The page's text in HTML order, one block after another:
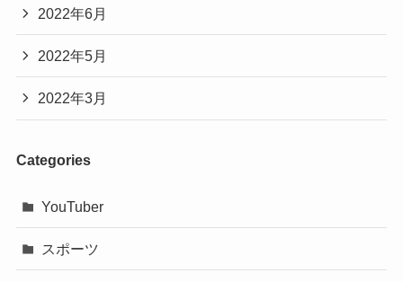
2022年6月
2022年5月
2022年3月
Categories
YouTuber
スポーツ